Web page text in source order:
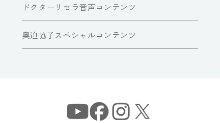
ドクターリセラ音声コンテンツ
奥迫協子スペシャルコンテンツ